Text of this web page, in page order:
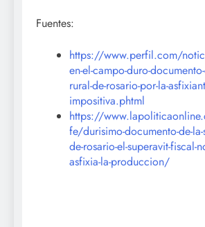
Fuentes:
https://www.perfil.com/
en-el-campo-duro-
rural-de-rosario-por-la-
impositiva.phtml
https://
fe/durisimo-documento-de-
de-rosario-el-superavit-fiscal-
asfixia-la-produccion/